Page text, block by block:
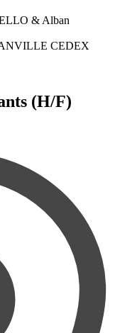
& Alban
CEDEX
(H/F)